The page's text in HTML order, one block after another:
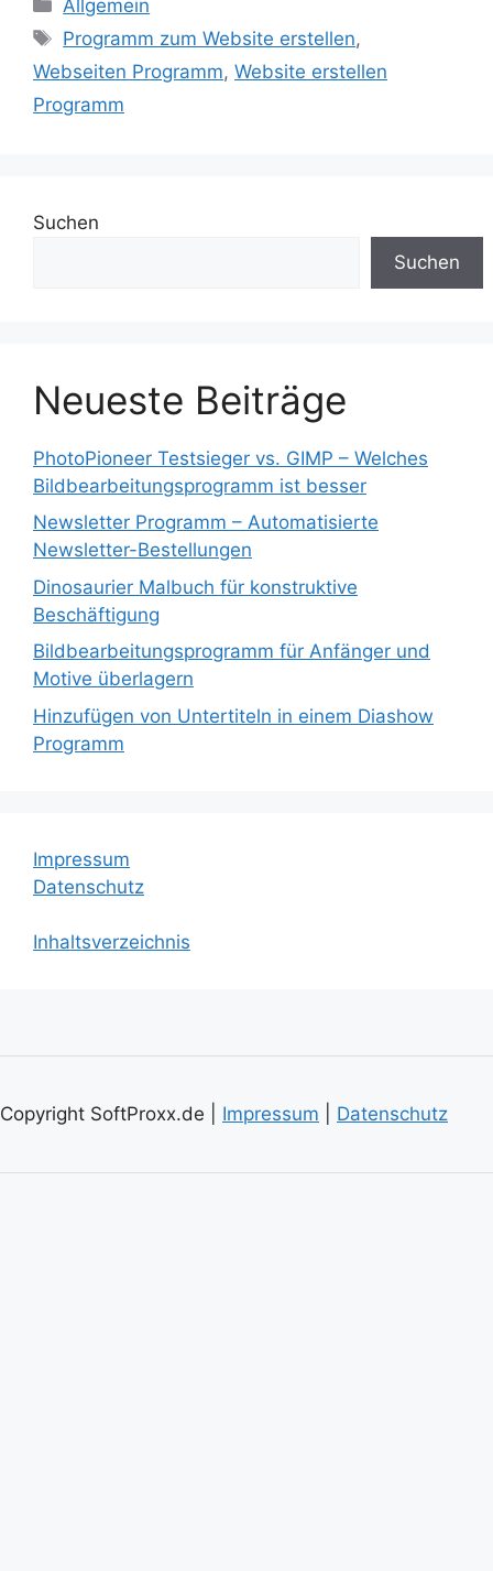
Allgemein
Schlagwörter
Programm zum Website erstellen,
Webseiten Programm, Website erstellen
Programm
Suchen
Suchen
Neueste Beiträge
PhotoPioneer Testsieger vs. GIMP – Welches
Bildbearbeitungsprogramm ist besser
Newsletter Programm – Automatisierte
Newsletter-Bestellungen
Dinosaurier Malbuch für konstruktive
Beschäftigung
Bildbearbeitungsprogramm für Anfänger und
Motive überlagern
Hinzufügen von Untertiteln in einem Diashow
Programm
Impressum
Datenschutz
Inhaltsverzeichnis
Copyright SoftProxx.de | Impressum Datenschutz